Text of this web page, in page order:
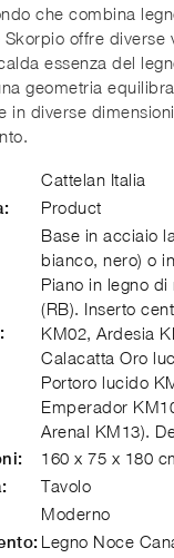
che combina
Skorpio offre
essenza del
geometria
in diverse
Cattelan Italia
Product
Base in acciaio
bianco, nero) o
Piano in legno
(RB). Inserto
KM02, Ardesia
Calacatta Oro
Portoro lucido
Emperador
Arenal KM13).
160 x 75 x 180
Tavolo
Moderno
Legno Noce